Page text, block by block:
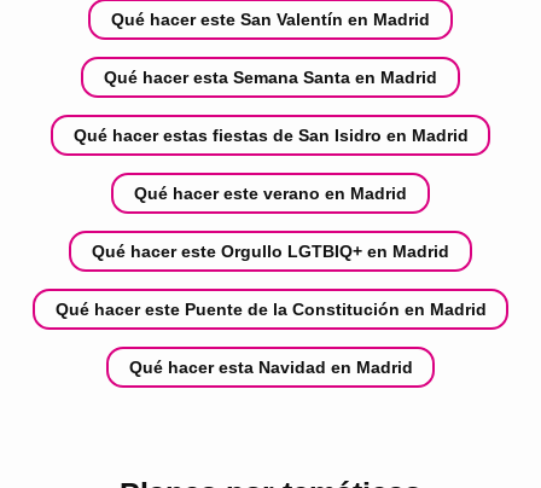
Qué hacer este San Valentín en Madrid
Qué hacer esta Semana Santa en Madrid
Qué hacer estas fiestas de San Isidro en Madrid
Qué hacer este verano en Madrid
Qué hacer este Orgullo LGTBIQ+ en Madrid
Qué hacer este Puente de la Constitución en Madrid
Qué hacer esta Navidad en Madrid